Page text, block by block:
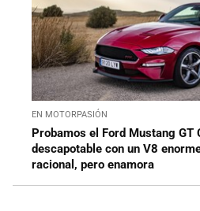
EN MOTORPASIÓN
Probamos el Ford Mustang GT
descapotable con un V8
racional, pero enamora